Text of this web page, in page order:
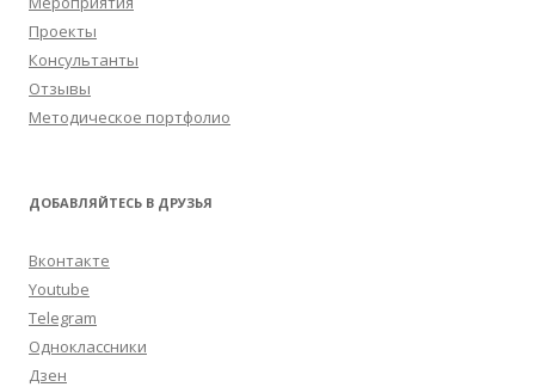
Проекты
Консультанты
Отзывы
Методическое портфолио
ДОБАВЛЯЙТЕСЬ В ДРУЗЬЯ
Вконтакте
Youtube
Telegram
Одноклассники
Дзен